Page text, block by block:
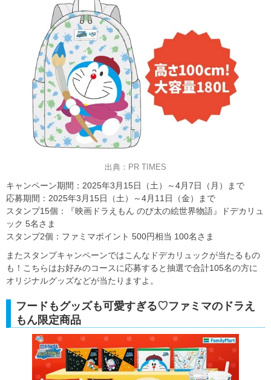
出典：PR TIMES
キャンペーン期間：2025年3月15日（土）～4月7日（月）まで
応募期間：2025年3月15日（土）～4月11日（金）まで
スタンプ15個：『映画ドラえもん のび太の絵世界物語』ドデカリュ
ック 5名さま
スタンプ2個：ファミマポイント 500円相当 100名さま
またスタンプキャンペーンではこんなドデカリュックが当たるもの
も！こちらはお好みのコースに応募すると抽選で合計105名の方に
オリジナルグッズなどが当たりますよ。
フードもグッズも可愛すぎる♡ファミマのドラえ
もん限定商品